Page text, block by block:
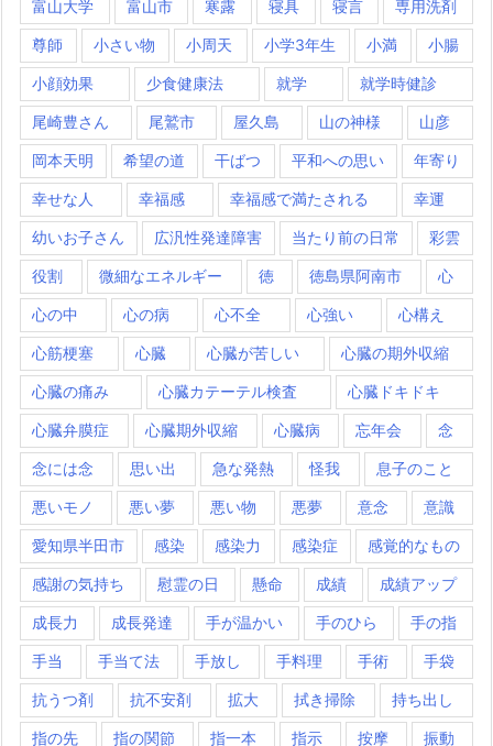
富山大学 富山市 寒露 寝具 寝言 専用洗剤
尊師 小さい物 小周天 小学3年生 小満 小腸
小顔効果 少食健康法 就学 就学時健診
尾崎豊さん 尾鷲市 屋久島 山の神様 山彦
岡本天明 希望の道 干ばつ 平和への思い 年寄り
幸せな人 幸福感 幸福感で満たされる 幸運
幼いお子さん 広汎性発達障害 当たり前の日常 彩雲
役割 微細なエネルギー 徳 徳島県阿南市 心
心の中 心の病 心不全 心強い 心構え
心筋梗塞 心臓 心臓が苦しい 心臓の期外収縮
心臓の痛み 心臓カテーテル検査 心臓ドキドキ
心臓弁膜症 心臓期外収縮 心臓病 忘年会 念
念には念 思い出 急な発熱 怪我 息子のこと
悪いモノ 悪い夢 悪い物 悪夢 意念 意識
愛知県半田市 感染 感染力 感染症 感覚的なもの
感謝の気持ち 慰霊の日 懸命 成績 成績アップ
成長力 成長発達 手が温かい 手のひら 手の指
手当 手当て法 手放し 手料理 手術 手袋
抗うつ剤 抗不安剤 拡大 拭き掃除 持ち出し
指の先 指の関節 指一本 指示 按摩 振動